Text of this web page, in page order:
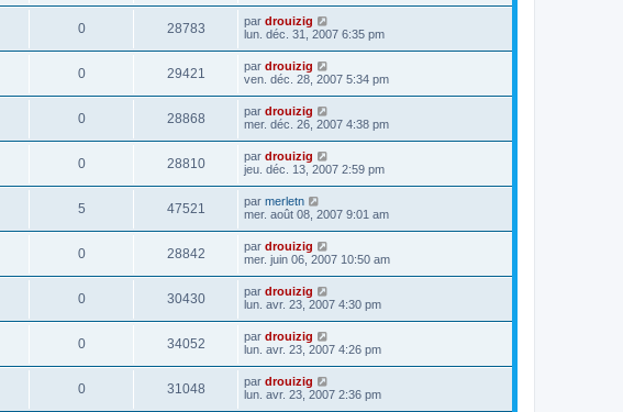
0 28783 par drouizig
lun. déc. 31, 2007 6:35 pm
0 29421 par drouizig
ven. déc. 28, 2007 5:34 pm
0 28868 par drouizig
mer. déc. 26, 2007 4:38 pm
0 28810 par drouizig
jeu. déc. 13, 2007 2:59 pm
5 47521 par merletn
mer. août 08, 2007 9:01 am
0 28842 par drouizig
mer. juin 06, 2007 10:50 am
0 30430 par drouizig
lun. avr. 23, 2007 4:30 pm
0 34052 par drouizig
lun. avr. 23, 2007 4:26 pm
0 31048 par drouizig
lun. avr. 23, 2007 2:36 pm